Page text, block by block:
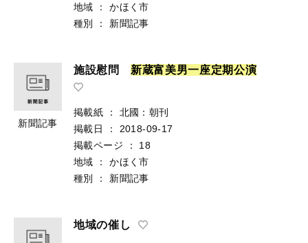
地域
：
かほく市
種別
： 新聞記事
新聞記事
施設慰問 新蔵富美男一座定期公演
掲載紙 ：
北國：朝刊
掲載日
：
2018-09-17
掲載ページ
：
18
地域
：
かほく市
種別
： 新聞記事
地域の催し